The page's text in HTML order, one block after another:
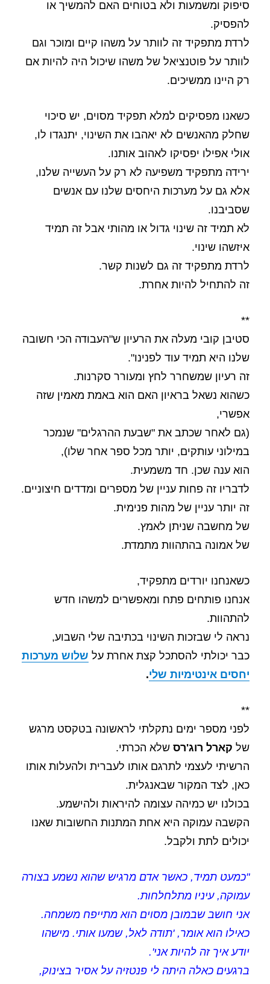
סיפוק ומשמעות ולא בטוחים האם להמשיך או
להפסיק.
לרדת מתפקיד זה לוותר על משהו קיים ומוכר וגם
לוותר על פוטנציאל של משהו שיכול היה להיות אם
רק היינו ממשיכים.
כשאנו מפסיקים למלא תפקיד מסוים, יש סיכוי
שחלק מהאנשים לא יאהבו את השינוי, יתנגדו לו,
אולי אפילו יפסיקו לאהוב אותנו.
ירידה מתפקיד משפיעה לא רק על העשייה שלנו,
אלא גם על מערכות היחסים שלנו עם אנשים
שסביבנו.
לא תמיד זה שינוי גדול או מהותי אבל זה תמיד
איזשהו שינוי.
לרדת מתפקיד זה גם לשנות קשר.
זה להתחיל להיות אחרת.
**
סטיבן קובי מעלה את הרעיון ש"העבודה הכי חשובה
שלנו היא תמיד עוד לפנינו".
זה רעיון שמשחרר לחץ ומעורר סקרנות.
כשהוא נשאל בראיון האם הוא באמת מאמין שזה
אפשרי,
(גם לאחר שכתב את "שבעת ההרגלים" שנמכר
במילוני עותקים, יותר מכל ספר אחר שלו),
הוא ענה שכן. חד משמעית.
לדבריו זה פחות עניין של מספרים ומדדים חיצוניים.
זה יותר עניין של מהות פנימית.
של מחשבה שניתן לאמץ.
של אמונה בהתהוות מתמדת.
כשאנחנו יורדים מתפקיד,
אנחנו פותחים פתח ומאפשרים למשהו חדש
להתהוות.
נראה לי שבזכות השינוי בכתיבה שלי השבוע,
כבר יכולתי להסתכל קצת אחרת על שלוש מערכות
יחסים אינטימיות שלי.
**
לפני מספר ימים נתקלתי לראשונה בטקסט מרגש
של קארל רוג'רסשלא הכרתי.
הרשיתי לעצמי לתרגם אותו לעברית ולהעלות אותו
כאן, לצד המקור שבאנגלית.
בכולנו יש כמיהה עצומה להיראות ולהישמע.
הקשבה עמוקה היא אחת המתנות החשובות שאנו
יכולים לתת ולקבל.
"כמעט תמיד, כאשר אדם מרגיש שהוא נשמע בצורה
עמוקה, עיניו מתלחלחות.
אני חושב שבמובן מסוים הוא מתייפח משמחה.
כאילו הוא אומר, 'תודה לאל, שמעו אותי. מישהו
יודע איך זה להיות אני'.
ברגעים כאלה היתה לי פנטזיה על אסיר בצינוק,